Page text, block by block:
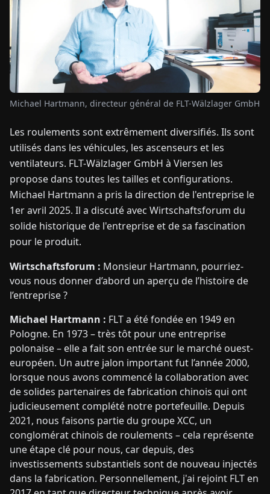
ENDEFRESIT NLPLHU
CONTACTEZ-
NOUS
Michael Hartmann, directeur général de FLT-Wälzlager GmbH
Les roulements sont extrêmement diversifiés. Ils sont
utilisés dans les véhicules, les ascenseurs et les
ventilateurs. FLT-Wälzlager GmbH à Viersen les
propose dans toutes les tailles et configurations.
Michael Hartmann a pris la direction de l'entreprise le
1er avril 2025. Il a discuté avec Wirtschaftsforum du
solide historique de l'entreprise et de sa fascination
pour le produit.
Wirtschaftsforum : Monsieur Hartmann, pourriez-
vous nous donner d’abord un aperçu de l’histoire de
l’entreprise ?
Michael Hartmann : FLT a été fondée en 1949 en
Pologne. En 1973 – très tôt pour une entreprise
polonaise – elle a fait son entrée sur le marché ouest-
européen. Un autre jalon important fut l’année 2000,
lorsque nous avons commencé la collaboration avec
de solides partenaires de fabrication chinois qui ont
judicieusement complété notre portefeuille. Depuis
2021, nous faisons partie du groupe XCC, un
conglomérat chinois de roulements – cela représente
une étape clé pour nous, car depuis, des
investissements substantiels sont de nouveau injectés
dans la fabrication. Personnellement, j'ai rejoint FLT en